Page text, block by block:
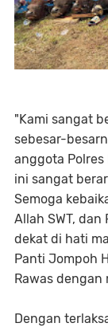
​"Kami sangat
sebesar-
anggota
ini sangat
Semoga
Allah SWT,
dekat di hati
Panti Jompoh
Rawas dengan
​Dengan